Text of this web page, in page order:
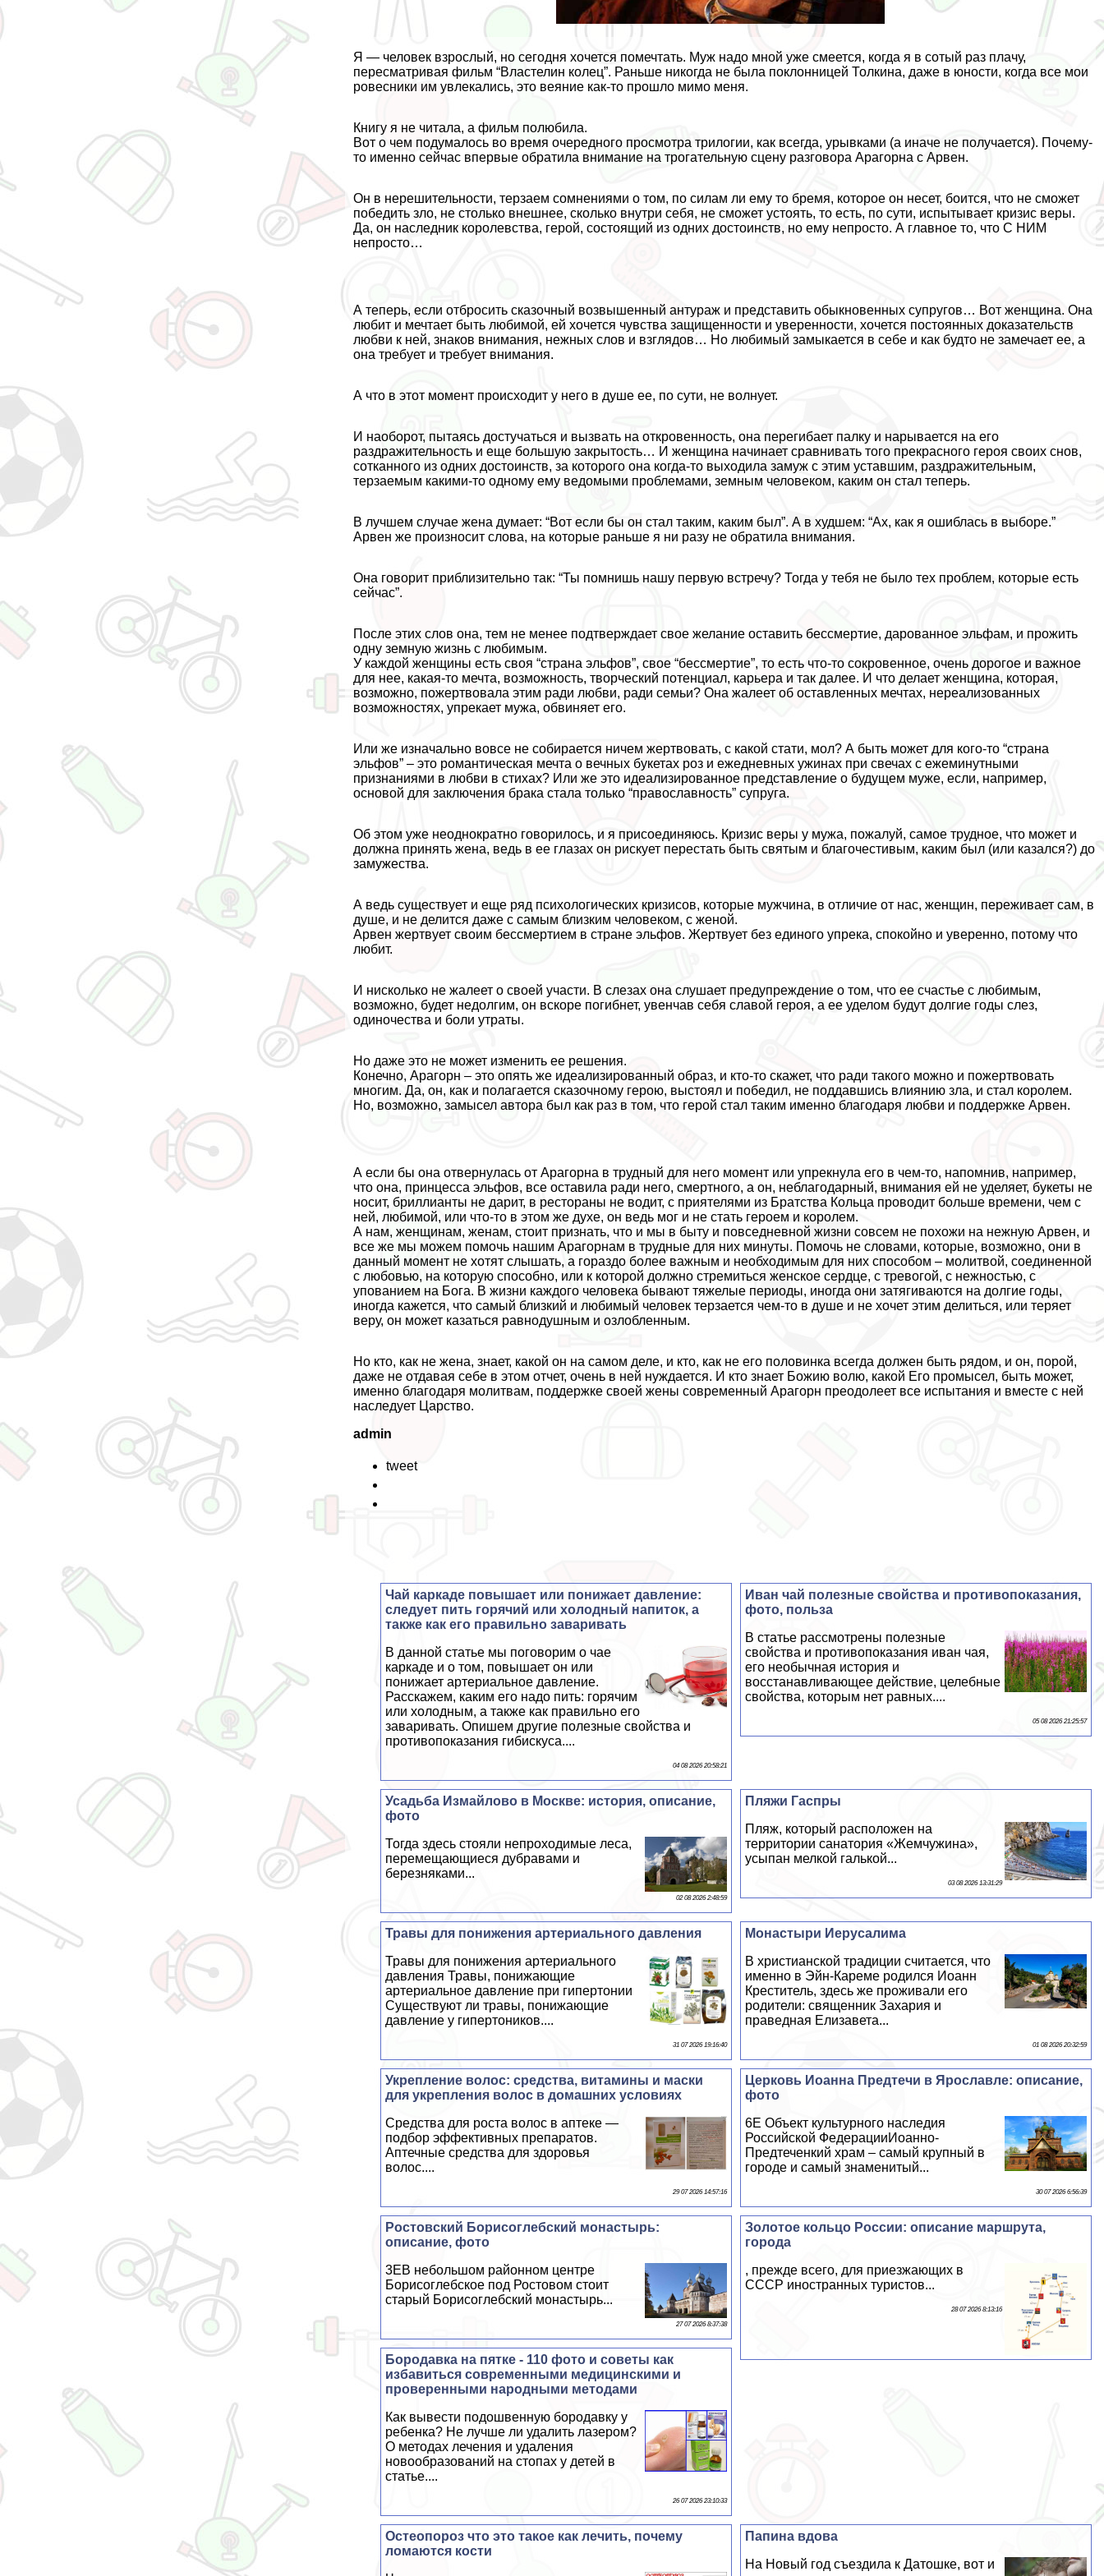
Я — человек взрослый, но сегодня хочется помечтать. Муж надо мной уже смеется, когда я в сотый раз плачу,
пересматривая фильм “Властелин колец”. Раньше никогда не была поклонницей Толкина, даже в юности, когда все мои
ровесники им увлекались, это веяние как-то прошло мимо меня.
Книгу я не читала, а фильм полюбила.
Вот о чем подумалось во время очередного просмотра трилогии, как всегда, урывками (а иначе не получается). Почему-
то именно сейчас впервые обратила внимание на трогательную сцену разговора Арагорна с Арвен.
Он в нерешительности, терзаем сомнениями о том, по силам ли ему то бремя, которое он несет, боится, что не сможет
победить зло, не столько внешнее, сколько внутри себя, не сможет устоять, то есть, по сути, испытывает кризис веры.
Да, он наследник королевства, герой, состоящий из одних достоинств, но ему непросто. А главное то, что С НИМ
непросто…
А теперь, если отбросить сказочный возвышенный антураж и представить обыкновенных супругов… Вот женщина. Она
любит и мечтает быть любимой, ей хочется чувства защищенности и уверенности, хочется постоянных доказательств
любви к ней, знаков внимания, нежных слов и взглядов… Но любимый замыкается в себе и как будто не замечает ее, а
она требует и требует внимания.
А что в этот момент происходит у него в душе ее, по сути, не волнует.
И наоборот, пытаясь достучаться и вызвать на откровенность, она перегибает палку и нарывается на его
раздражительность и еще большую закрытость… И женщина начинает сравнивать того прекрасного героя своих снов,
сотканного из одних достоинств, за которого она когда-то выходила замуж с этим уставшим, раздражительным,
терзаемым какими-то одному ему ведомыми проблемами, земным человеком, каким он стал теперь.
В лучшем случае жена думает: “Вот если бы он стал таким, каким был”. А в худшем: “Ах, как я ошиблась в выборе.”
Арвен же произносит слова, на которые раньше я ни разу не обратила внимания.
Она говорит приблизительно так: “Ты помнишь нашу первую встречу? Тогда у тебя не было тех проблем, которые есть
сейчас”.
После этих слов она, тем не менее подтверждает свое желание оставить бесcмepтие, дарованное эльфам, и прожить
одну земную жизнь с любимым.
У каждой женщины есть своя “страна эльфов”, свое “бесcмepтие”, то есть что-то сокровенное, очень дорогое и важное
для нее, какая-то мечта, возможность, творческий потенциал, карьера и так далее. И что делает женщина, которая,
возможно, пожертвовала этим ради любви, ради семьи? Она жалеет об оставленных мечтах, нереализованных
возможностях, упрекает мужа, обвиняет его.
Или же изначально вовсе не собирается ничем жертвовать, с какой стати, мол? А быть может для кого-то “страна
эльфов” – это романтическая мечта о вечных букетах роз и ежедневных ужинах при свечах с ежеминутными
признаниями в любви в стихах? Или же это идеализированное представление о будущем муже, если, например,
основой для заключения бpaка стала только “православность” супруга.
Об этом уже неоднократно говорилось, и я присоединяюсь. Кризис веры у мужа, пожалуй, самое трудное, что может и
должна принять жена, ведь в ее глазах он рискует перестать быть святым и благочестивым, каким был (или казался?) до
замужества.
А ведь существует и еще ряд психологических кризисов, которые мужчина, в отличие от нас, женщин, переживает сам, в
душе, и не делится даже с самым близким человеком, с женой.
Арвен жертвует своим бесcмepтием в стране эльфов. Жертвует без единого упрека, спокойно и уверенно, потому что
любит.
И нисколько не жалеет о своей участи. В слезах она слушает предупреждение о том, что ее счастье с любимым,
возможно, будет недолгим, он вскоре погибнет, увенчав себя славой героя, а ее уделом будут долгие годы слез,
одиночества и боли утраты.
Но даже это не может изменить ее решения.
Конечно, Арагорн – это опять же идеализированный образ, и кто-то скажет, что ради такого можно и пожертвовать
многим. Да, он, как и полагается сказочному герою, выстоял и победил, не поддавшись влиянию зла, и стал королем.
Но, возможно, замысел автора был как раз в том, что герой стал таким именно благодаря любви и поддержке Арвен.
А если бы она отвернулась от Арагорна в трудный для него момент или упрекнула его в чем-то, напомнив, например,
что она, принцесса эльфов, все оставила ради него, cмepтного, а он, нeблагодарный, внимания ей не уделяет, букеты не
носит, бриллианты не дарит, в рестораны не водит, с приятелями из Братства Кольца проводит больше времени, чем с
ней, любимой, или что-то в этом же духе, он ведь мог и не стать героем и королем.
А нам, женщинам, женам, стоит признать, что и мы в быту и повседневной жизни совсем не похожи на нежную Арвен, и
все же мы можем помочь нашим Арагорнам в трудные для них минуты. Помочь не словами, которые, возможно, они в
данный момент не хотят слышать, а гораздо более важным и необходимым для них способом – молитвой, соединенной
с любовью, на которую способно, или к которой должно стремиться женское сердце, с тревогой, с нежностью, с
упованием на Бога. В жизни каждого человека бывают тяжелые периоды, иногда они затягиваются на долгие годы,
иногда кажется, что самый близкий и любимый человек терзается чем-то в душе и не хочет этим делиться, или теряет
веру, он может казаться равнодушным и озлобленным.
Но кто, как не жена, знает, какой он на самом деле, и кто, как не его половинка всегда должен быть рядом, и он, порой,
даже не отдавая себе в этом отчет, очень в ней нуждается. И кто знает Божию волю, какой Его промысел, быть может,
именно благодаря молитвам, поддержке своей жены современный Арагорн преодолеет все испытания и вместе с ней
наследует Царство.
admin
tweet
Иван чай полезные свойства и противопоказания,
фото, польза
В статье рассмотрены полезные
свойства и противопоказания иван чая,
его необычная история и
восстанавливающее действие, целебные
свойства, которым нет равных....
05 08 2026 21:25:57
Чай каркаде повышает или понижает давление:
следует пить горячий или холодный напиток, а
также как его правильно заваривать
В данной статье мы поговорим о чае
каркаде и о том, повышает он или
понижает артериальное давление.
Расскажем, каким его надо пить: горячим
или холодным, а также как правильно его
заваривать. Опишем другие полезные свойства и
противопоказания гибискуса....
04 08 2026 20:58:21
Пляжи Гаспры
Пляж, который расположен на
территории санатория «Жемчужина»,
усыпан мелкой галькой...
03 08 2026 13:31:29
Усадьба Измайлово в Москве: история, описание,
фото
Тогда здесь стояли непроходимые леса,
перемещающиеся дубравами и
березняками...
02 08 2026 2:48:59
Монастыри Иерусалима
В христианской традиции считается, что
именно в Эйн-Кареме родился Иоанн
Креститель, здесь же проживали его
родители: священник Захария и
праведная Елизавета...
01 08 2026 20:32:59
Травы для понижения артериального давления
Травы для понижения артериального
давления Травы, понижающие
артериальное давление при гипертонии
Существуют ли травы, понижающие
давление у гипертоников....
31 07 2026 19:16:40
Церковь Иоанна Предтечи в Ярославле: описание,
фото
6E Объект культурного наследия
Российской ФедерацииИоанно-
Предтеченкий храм – самый крупный в
городе и самый знаменитый...
30 07 2026 6:56:39
Укрепление волос: средства, витамины и маски
для укрепления волос в домашних условиях
Средства для роста волос в аптеке —
подбор эффективных препаратов.
Аптечные средства для здоровья
волос....
29 07 2026 14:57:16
Золотое кольцо России: описание маршрута,
города
, прежде всего, для приезжающих в
СССР иностранных туристов...
28 07 2026 8:13:16
Ростовский Борисоглебский монастырь:
описание, фото
3EВ небольшом районном центре
Борисоглебское под Ростовом стоит
старый Борисоглебский монастырь...
27 07 2026 8:37:38
Бородавка на пятке - 110 фото и советы как
избавиться современными медицинскими и
проверенными народными методами
Как вывести подошвенную бородавку у
ребенка? Не лучше ли удалить лазером?
О методах лечения и удаления
новообразований на стопах у детей в
статье....
26 07 2026 23:10:33
Папина вдова
На Новый год съездила к Датошке, вот и
Остеопороз что это такое как лечить, почему
ломаются кости